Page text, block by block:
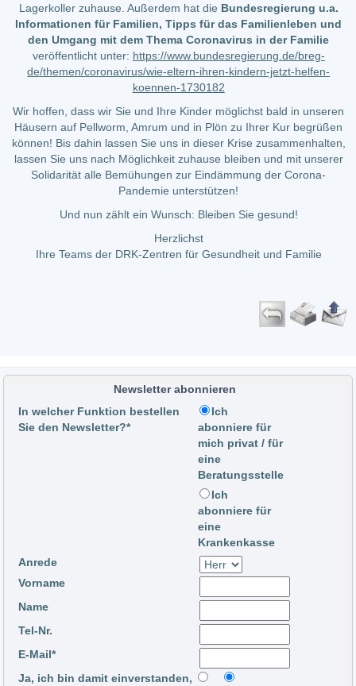
Lagerkoller zuhause. Außerdem hat die Bundesregierung u.a.
Informationen für Familien, Tipps für das Familienleben und
den Umgang mit dem Thema Coronavirus in der Familie
veröffentlicht unter: https://www.bundesregierung.de/breg-
de/themen/coronavirus/wie-eltern-ihren-kindern-jetzt-helfen-
koennen-1730182
Wir hoffen, dass wir Sie und Ihre Kinder möglichst bald in unseren
Häusern auf Pellworm, Amrum und in Plön zu Ihrer Kur begrüßen
können! Bis dahin lassen Sie uns in dieser Krise zusammenhalten,
lassen Sie uns nach Möglichkeit zuhause bleiben und mit unserer
Solidarität alle Bemühungen zur Eindämmung der Corona-
Pandemie unterstützen!
Und nun zählt ein Wunsch: Bleiben Sie gesund!
Herzlichst
Ihre Teams der DRK-Zentren für Gesundheit und Familie
Newsletter abonnieren
In welcher Funktion bestellen
Sie den Newsletter?*
Ich
abonniere für
mich privat / für
eine
Beratungsstelle
Ich
abonniere für
eine
Krankenkasse
Anrede
Vorname
Name
Tel-Nr.
E-Mail*
Ja, ich bin damit einverstanden,